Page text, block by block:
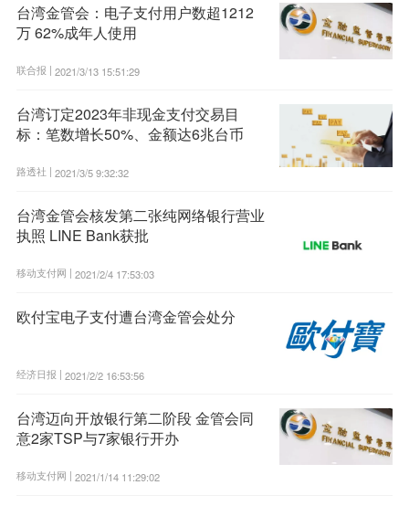
台湾金管会：电子支付用户数超1212
万 62%成年人使用
联合报 | 2021/3/13 15:51:29
台湾订定2023年非现金支付交易目
标：笔数增长50%、金额达6兆台币
路透社 | 2021/3/5 9:32:32
台湾金管会核发第二张纯网络银行营业
执照 LINE Bank获批
移动支付网 | 2021/2/4 17:53:03
欧付宝电子支付遭台湾金管会处分
经济日报 | 2021/2/2 16:53:56
台湾迈向开放银行第二阶段 金管会同
意2家TSP与7家银行开办
移动支付网 | 2021/1/14 11:29:02